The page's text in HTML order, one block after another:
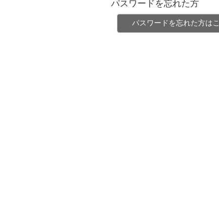
パスワードを忘れた方
パスワードを忘れた方は